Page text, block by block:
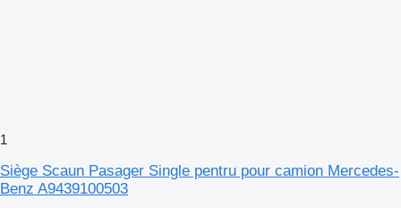
1
Siège Scaun Pasager Single pentru pour camion Mercedes-
Benz A9439100503